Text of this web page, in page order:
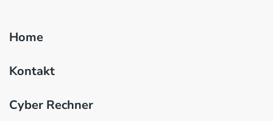
Home
Kontakt
Cyber Rechner